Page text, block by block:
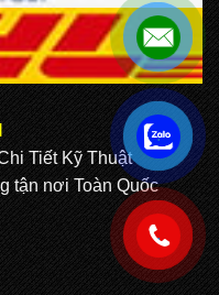
Tiết Kỹ Thuật
tận nơi Toàn Quốc
.
.